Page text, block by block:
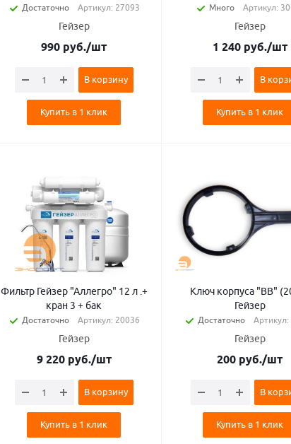
Достаточно Артикул: 27093
Гейзер
990 руб./шт
В корзину
Купить в 1 клик
Много Артикул:
Гейзер
1 240руб./шт
В
Купить в 1 клик
Фильтр Гейзер "Аллегро" 12 л .+
кран 3 + бак
Достаточно Артикул: 20036
Гейзер
9 220руб./шт
В корзину
Купить в 1 клик
Ключ корпуса "BB"
Гейзер
Достаточно
Гейзер
200 руб./шт
В
Купить в 1 клик